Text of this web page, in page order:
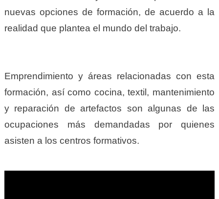
nuevas opciones de formación, de acuerdo a la
realidad que plantea el mundo del trabajo.
Emprendimiento y áreas relacionadas con esta
formación, así como cocina, textil, mantenimiento
y reparación de artefactos son algunas de las
ocupaciones más demandadas por quienes
asisten a los centros formativos.